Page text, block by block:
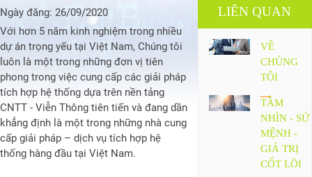
Ngày đăng: 26/09/2020
Với hơn 5 năm kinh nghiệm trong nhiều
dự án trọng yếu tại Việt Nam, Chúng tôi
luôn là một trong những đơn vị tiên
phong trong việc cung cấp các giải pháp
tích hợp hệ thống dựa trên nền tảng
CNTT - Viễn Thông tiên tiến và đang dần
khẳng định là một trong những nhà cung
cấp giải pháp – dịch vụ tích hợp hệ
thống hàng đầu tại Việt Nam.
LIÊN QUAN
VỀ
CHÚNG
TÔI
TẦM
NHÌN - SỨ
MỆNH -
GIÁ TRỊ
CỐT LÕI